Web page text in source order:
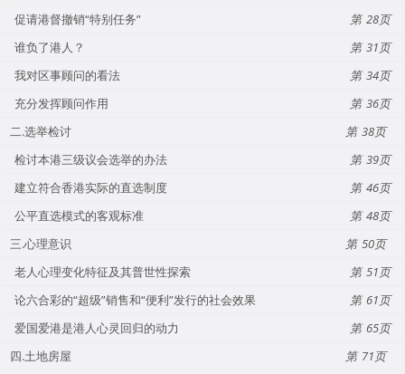
促请港督撤销“特别任务”
28
谁负了港人？
31
我对区事顾问的看法
34
充分发挥顾问作用
36
二.选举检讨
38
检讨本港三级议会选举的办法
39
建立符合香港实际的直选制度
46
公平直选模式的客观标准
48
三.心理意识
50
老人心理变化特征及其普世性探索
51
论六合彩的“超级”销售和“便利”发行的社会效果
61
爱国爱港是港人心灵回归的动力
65
四.土地房屋
71